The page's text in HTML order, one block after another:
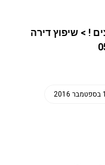
! > שיפוץ דירה